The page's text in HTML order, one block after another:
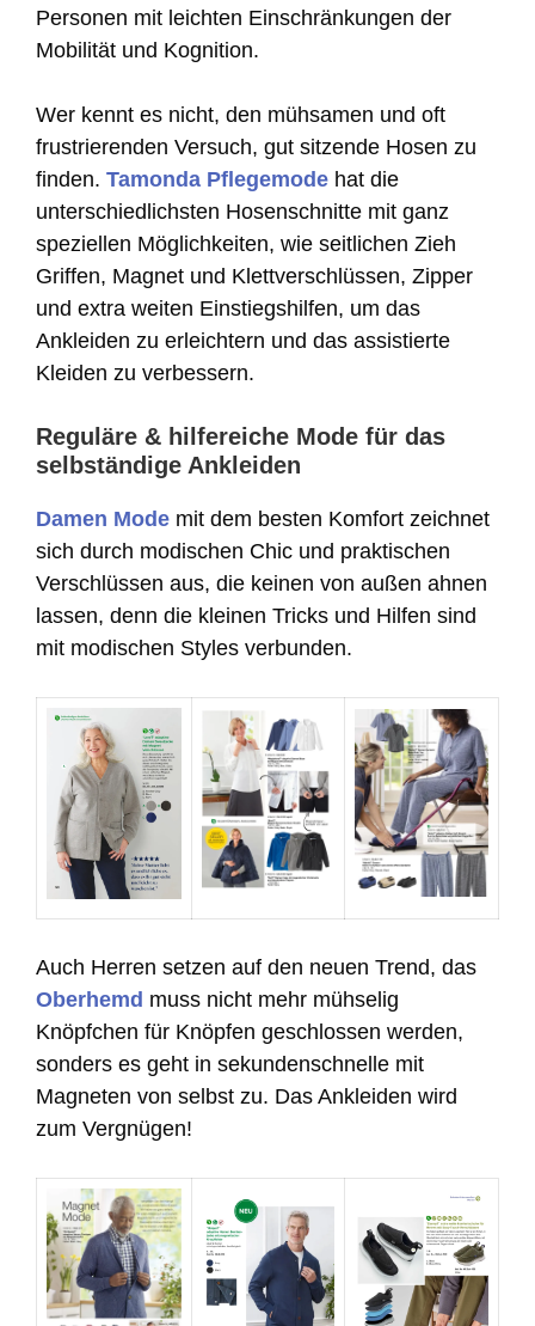
Personen mit leichten Einschränkungen der
Mobilität und Kognition.
Wer kennt es nicht, den mühsamen und oft
frustrierenden Versuch, gut sitzende Hosen zu
finden. Tamonda Pflegemode hat die
unterschiedlichsten Hosenschnitte mit ganz
speziellen Möglichkeiten, wie seitlichen Zieh
Griffen, Magnet und Klettverschlüssen, Zipper
und extra weiten Einstiegshilfen, um das
Ankleiden zu erleichtern und das assistierte
Kleiden zu verbessern.
Reguläre & hilfereiche Mode für das
selbständige Ankleiden
Damen Mode mit dem besten Komfort zeichnet
sich durch modischen Chic und praktischen
Verschlüssen aus, die keinen von außen ahnen
lassen, denn die kleinen Tricks und Hilfen sind
mit modischen Styles verbunden.
Auch Herren setzen auf den neuen Trend, das
Oberhemd muss nicht mehr mühselig
Knöpfchen für Knöpfen geschlossen werden,
sonders es geht in sekundenschnelle mit
Magneten von selbst zu. Das Ankleiden wird
zum Vergnügen!